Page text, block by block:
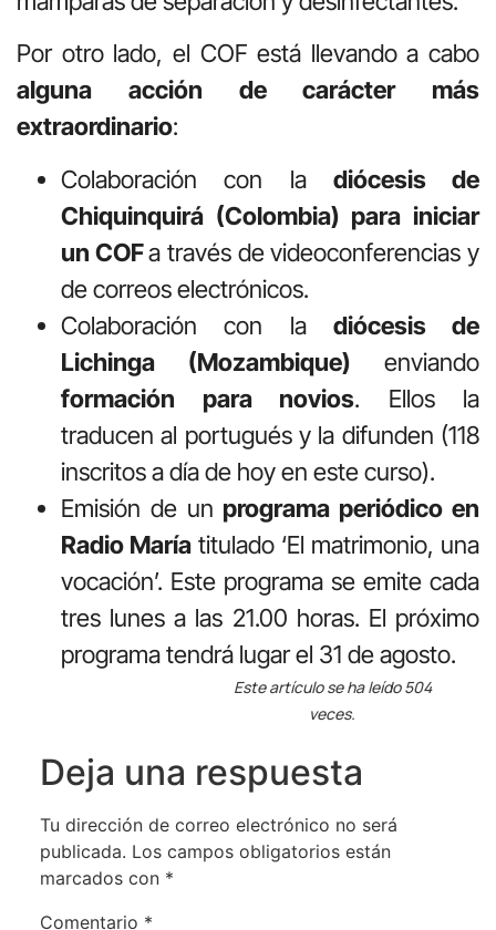
Por otro lado, el COF está llevando a cabo
alguna acción de carácter más
extraordinario:
Colaboración con la diócesis de
Chiquinquirá (Colombia) para iniciar
un COFa través de videoconferencias y
de correos electrónicos.
Colaboración con la diócesis de
Lichinga (Mozambique) enviando
formación para novios. Ellos la
traducen al portugués y la difunden (118
inscritos a día de hoy en este curso).
Emisión de un programa periódico en
Radio María titulado ‘El matrimonio, una
vocación’. Este programa se emite cada
tres lunes a las 21.00 horas. El próximo
programa tendrá lugar el 31 de agosto.
Este artículo se ha leído 504
veces.
Deja una respuesta
Tu dirección de correo electrónico no será
publicada. Los campos obligatorios están
marcados con *
Comentario *